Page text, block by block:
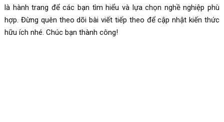
là hành trang để các bạn tìm hiểu và lựa chọn nghề nghiệp phù
hợp. Đừng quên theo dõi bài viết tiếp theo để cập nhật kiến thức
hữu ích nhé. Chúc bạn thành công!